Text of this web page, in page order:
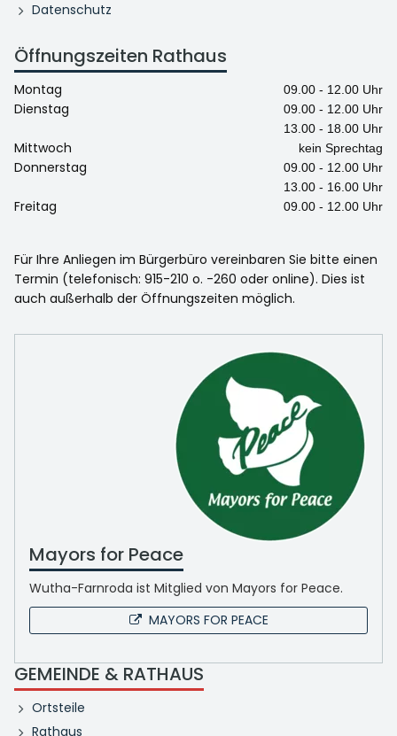
Datenschutz
Öffnungszeiten Rathaus
Montag 09.00 - 12.00 Uhr
Dienstag
09.00 - 12.00 Uhr
13.00 - 18.00 Uhr
Mittwoch kein Sprechtag
Donnerstag
09.00 - 12.00 Uhr
13.00 - 16.00 Uhr
Freitag 09.00 - 12.00 Uhr
Für Ihre Anliegen im Bürgerbüro vereinbaren Sie bitte einen
Termin (telefonisch: 915-210 o. -260 oder online). Dies ist
auch außerhalb der Öffnungszeiten möglich.
Mayors for Peace
Wutha-Farnroda ist Mitglied von Mayors for Peace.
MAYORS FOR PEACE
GEMEINDE & RATHAUS
Ortsteile
Rathaus